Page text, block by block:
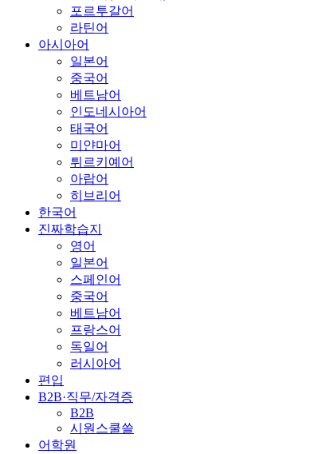
포르투갈어
라틴어
아시아어
일본어
중국어
베트남어
인도네시아어
태국어
미얀마어
튀르키예어
아랍어
히브리어
한국어
진짜학습지
영어
일본어
스페인어
중국어
베트남어
프랑스어
독일어
러시아어
편입
B2B·직무/자격증
B2B
시원스쿨쓸
어학원